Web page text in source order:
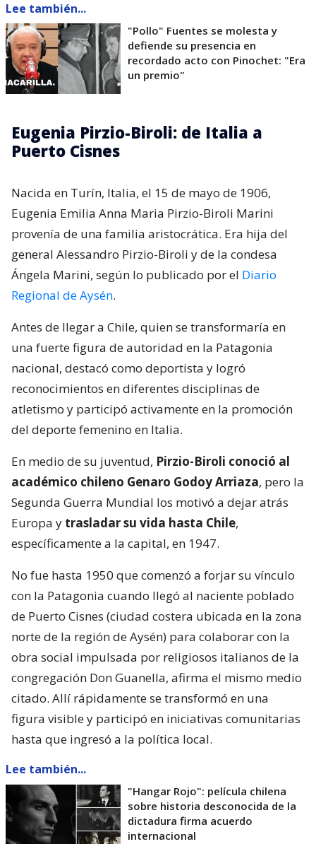
Lee también...
"Pollo" Fuentes se molesta y
defiende su presencia en
recordado acto con Pinochet: "Era
un premio"
Eugenia Pirzio-Biroli: de Italia a
Puerto Cisnes
Nacida en Turín, Italia, el 15 de mayo de 1906,
Eugenia Emilia Anna Maria Pirzio-Biroli Marini
provenía de una familia aristocrática. Era hija del
general Alessandro Pirzio-Biroli y de la condesa
Ángela Marini, según lo publicado por el Diario
Regional de Aysén.
Antes de llegar a Chile, quien se transformaría en
una fuerte figura de autoridad en la Patagonia
nacional, destacó como deportista y logró
reconocimientos en diferentes disciplinas de
atletismo y participó activamente en la promoción
del deporte femenino en Italia.
En medio de su juventud, Pirzio-Biroli conoció al
académico chileno Genaro Godoy Arriaza, pero la
Segunda Guerra Mundial los motivó a dejar atrás
Europa y trasladar su vida hasta Chile,
específicamente a la capital, en 1947.
No fue hasta 1950 que comenzó a forjar su vínculo
con la Patagonia cuando llegó al naciente poblado
de Puerto Cisnes (ciudad costera ubicada en la zona
norte de la región de Aysén) para colaborar con la
obra social impulsada por religiosos italianos de la
congregación Don Guanella, afirma el mismo medio
citado. Allí rápidamente se transformó en una
figura visible y participó en iniciativas comunitarias
hasta que ingresó a la política local.
Lee también...
"Hangar Rojo": película chilena
sobre historia desconocida de la
dictadura firma acuerdo
internacional